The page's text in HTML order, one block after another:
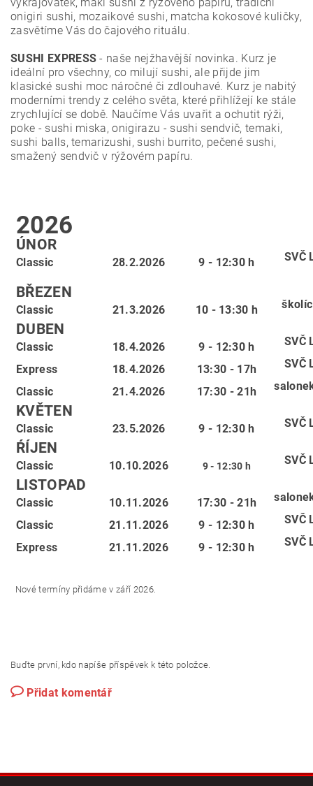
onigiri sushi, mozaikové sushi, matcha kokosové kuličky,
zasvětíme Vás do čajového rituálu.
SUSHI EXPRESS - naše nejžhavější novinka. Kurz je
ideální pro všechny, co milují sushi, ale přijde jim
klasické sushi moc náročné či zdlouhavé. Kurz je nabitý
moderními trendy z celého světa, které přihlížejí ke stále
zrychlující se době. Naučíme Vás uvařit a ochutit rýži,
poke - sushi miska, onigirazu - sushi sendvič, temaki,
sushi balls, temarizushi, sushi burrito, pečené sushi,
smažený sendvič v rýžovém papíru.
2026
ÚNOR
Classic 28.2.2026 9 - 12:30 h SVČ
BŘEZEN
Classic 21.3.2026 10 - 13:30 h
DUBEN
Classic 18.4.2026 9 - 12:30 h SVČ
Express 18.4.2026 13:30 - 17h SVČ
Classic 21.4.2026 17:30 - 21h
KVĚTEN
Classic 23.5.2026 9 - 12:30 h SVČ
ŔÍJEN
Classic 10.10.2026 9 - 12:30 h SVČ
LISTOPAD
Classic 10.11.2026 17:30 - 21h
Classic 21.11.2026 9 - 12:30 h SVČ
Express 21.11.2026 9 - 12:30 h SVČ
Nové termíny přidáme v září 2026.
Buďte první, kdo napíše příspěvek k této položce.
Přidat komentář